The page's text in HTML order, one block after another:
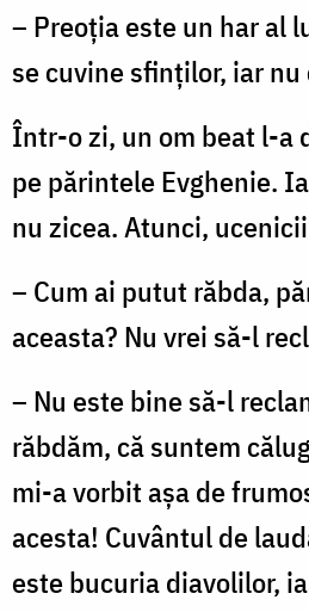
– Preoţia este un har al
se cuvine sfinţilor, iar
Într-o zi, un om beat l-a
pe părintele Evghenie.
nu zicea. Atunci,
– Cum ai putut răbda,
aceasta? Nu vrei să-l
– Nu este bine să-l
răbdăm, că suntem
mi-a vorbit aşa de
acesta! Cuvântul de
este bucuria diavolilor,